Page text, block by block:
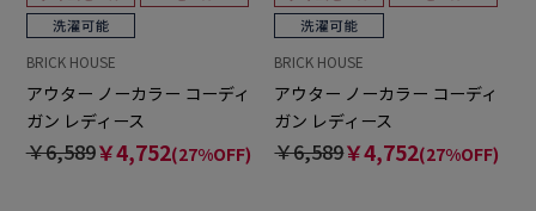
BRICK HOUSE
アウター ノーカラー コーディ
ガン レディース
￥6,589￥4,752(27%OFF)
BRICK HOUSE
アウター ノーカラー コーディ
ガン レディース
￥6,589￥4,752(27%OFF)